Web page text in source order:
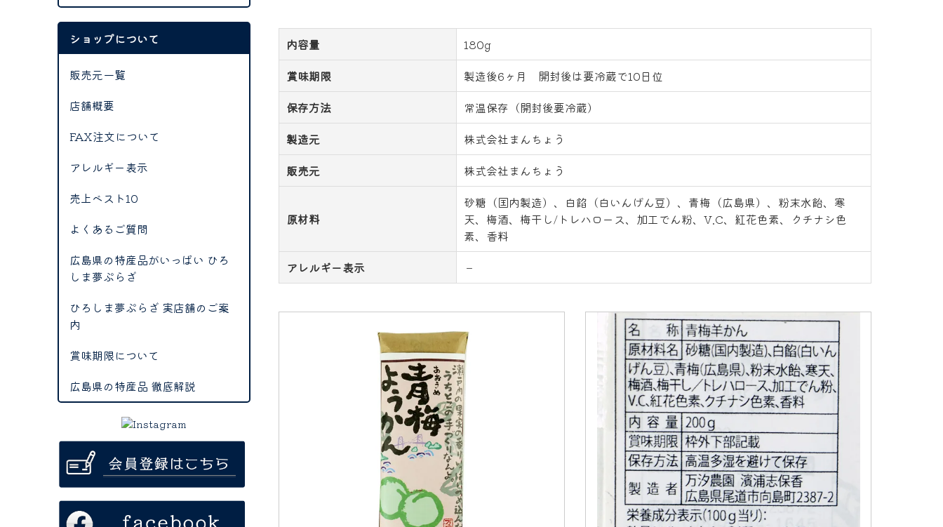
内容量
180g
賞味期限
製造後6ヶ月 開封後は要冷蔵で10日位
保存方法
常温保存（開封後要冷蔵）
製造元
株式会社まんちょう
販売元
株式会社まんちょう
原材料
砂糖（国内製造）、白餡（白いんげん豆）、青梅（広島県）、粉末水飴、寒
天、梅酒、梅干し/トレハロース、加工でん粉、V.C、紅花色素、クチナシ色
素、香料
アレルギー表示
－
ショップについて
販売元一覧
店舗概要
FAX注文について
アレルギー表示
売上ベスト10
よくあるご質問
広島県の特産品がいっぱい ひろ
しま夢ぷらざ
ひろしま夢ぷらざ 実店舗のご案
内
賞味期限について
広島県の特産品 徹底解説